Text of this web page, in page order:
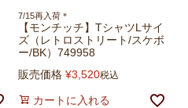
7/15再入荷＊
【モンチッチ】TシャツLサイ
ズ（レトロストリート/スケボ
ー/BK）749958
販売価格 ¥3,520税込
カートに入れる